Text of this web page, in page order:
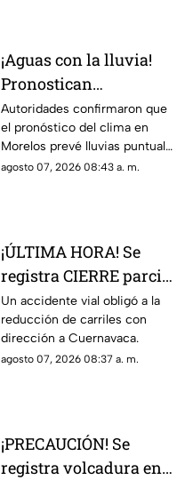
¡Aguas con la lluvia!
Pronostican
precipitaciones muy
fuertes en Morelos
HOY; Lista de
municipios más
Autoridades confirmaron que
el pronóstico del clima en
Morelos prevé lluvias puntuales
muy fuertes de 50 a 75 mm
agosto 07, 2026 08:43 a. m.
¡ÚLTIMA HORA! Se
registra CIERRE parcial
en la autopista México-
Cuernavaca; esto pasó
Un accidente vial obligó a la
reducción de carriles con
dirección a Cuernavaca.
agosto 07, 2026 08:37 a. m.
¡PRECAUCIÓN! Se
registra volcadura en